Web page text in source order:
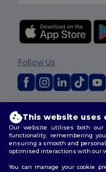
Terms & Conditions|
Policy|Site Map
Follow Us
This website uses
Our website utilises both our
functionality, remembering
ensuring a smooth and
optimised interactions with our
You can manage your cookie